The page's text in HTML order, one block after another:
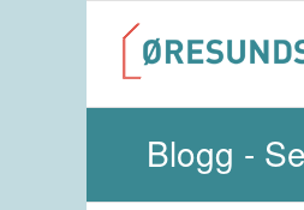
Blogg -